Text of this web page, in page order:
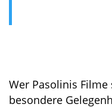
Wer Pasolinis
besondere